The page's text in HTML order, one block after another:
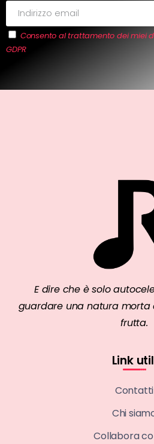
Consento al trattamento dei miei
GDPR
E dire che è solo
guardare una natura morta
frutta.
Link
Contatti
Chi
Collabora